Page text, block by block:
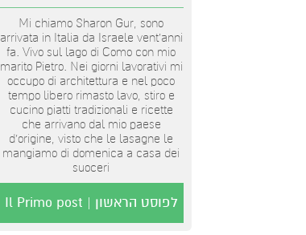
Mi chiamo Sharon Gur, sono
arrivata in Italia da Israele vent'anni
fa. Vivo sul lago di Como con mio
marito Pietro. Nei giorni lavorativi mi
occupo di architettura e nel poco
tempo libero rimasto lavo, stiro e
cucino piatti tradizionali e ricette
che arrivano dal mio paese
d’origine, visto che le lasagne le
mangiamo di domenica a casa dei
suoceri
לפוסט הראשון | Il Primo post